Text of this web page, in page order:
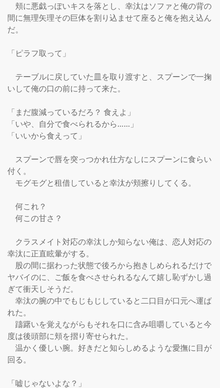
頬に悪戯っぽいキスを落とし、幸汰はソファと俺の背の
間に無理矢理その巨体を割り込ませて座ると俺を抱え込ん
だ。
「ピラフ取って」
テーブルに戻していた皿を取り渡すと、スプーンで一掬
いして俺の口の前に持って来た。
「まだ腹減っているだろ？ 食えよ」
「いや、自分で食べられるから……」
「いいから食えって」
スプーンで唇を突っつかれ仕方なしにスプーンに食らい
付く。
モグモグと租借していると幸汰が頬擦りしてくる。
何これ？
何この甘さ？
クラスメイト対応の幸汰しか知らない俺は、恋人対応の
幸汰に正直眩暈がする。
股の間に据わった状態で後ろから抱きしめられるだけで
ヤバイのに、ご飯を食べさせられるなんて嬉し恥ずかし過
ぎて衝天しそうだ。
幸汰の腕の中でもじもじしていると二口目が口元へ運ば
れた。
躊躇いを覚えながらもそれを口に含み咀嚼していると今
度は後頭部に頬を摺り寄せられた。
温かく優しい腕。好きだと知らしめるような愛撫に目が
回る。
「嘘じゃないよな？」